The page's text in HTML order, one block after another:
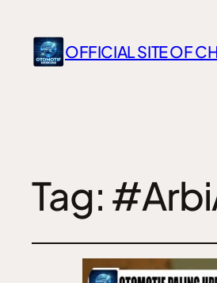
OFFICIAL SITE OF
Tag: